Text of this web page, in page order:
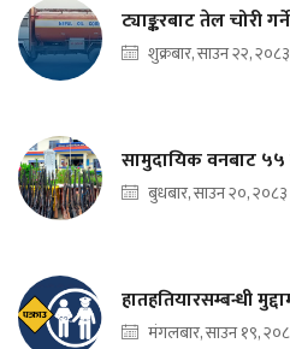
ट्याङ्करबाट तेल चोरी
शुक्रबार, साउन २२, २०८३
सामुदायिक वनबाट
बुधबार, साउन २०, २०८३
हातहतियारसम्बन्धी
मंगलबार, साउन १९,